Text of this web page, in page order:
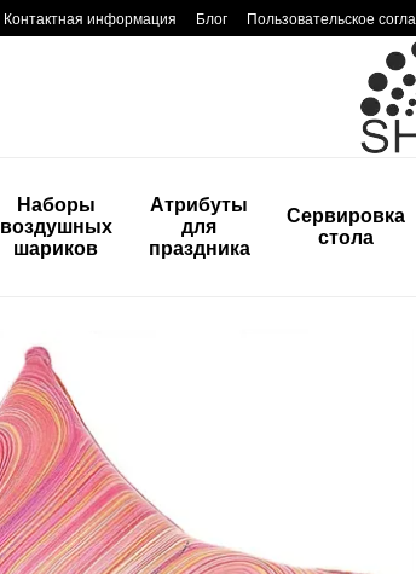
Контактная информация Блог Пользовательское
Наборы
воздушных
шариков
Атрибуты
для
праздника
Сервировка
стола